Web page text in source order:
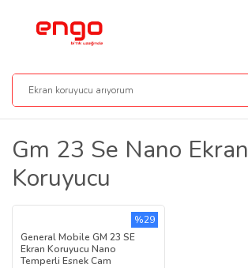
Gm 23 Se Nano Ekran
Koruyucu
General Mobile GM 23 SE
Ekran Koruyucu Nano
Temperli Esnek Cam
%29